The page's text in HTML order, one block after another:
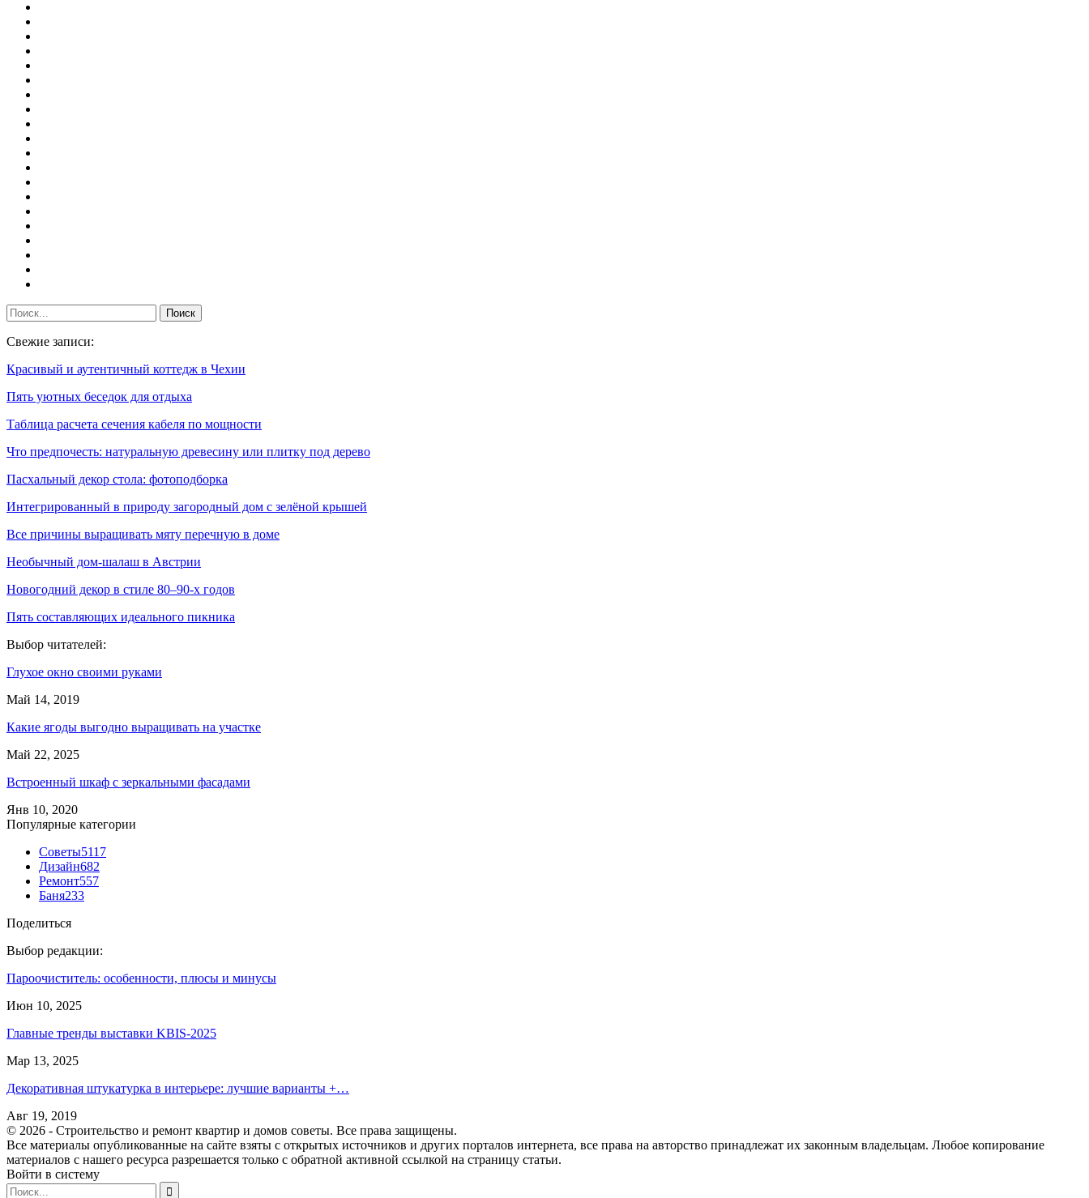
Свежие записи:
Красивый и аутентичный коттедж в Чехии
Пять уютных беседок для отдыха
Таблица расчета сечения кабеля по мощности
Что предпочесть: натуральную древесину или плитку под дерево
Пасхальный декор стола: фотоподборка
Интегрированный в природу загородный дом с зелёной крышей
Все причины выращивать мяту перечную в доме
Необычный дом-шалаш в Австрии
Новогодний декор в стиле 80–90-х годов
Пять составляющих идеального пикника
Выбор читателей:
Глухое окно своими руками
Май 14, 2019
Какие ягоды выгодно выращивать на участке
Май 22, 2025
Встроенный шкаф с зеркальными фасадами
Янв 10, 2020
Популярные категории
Советы5117
Дизайн682
Ремонт557
Баня233
Поделиться
Выбор редакции:
Пароочиститель: особенности, плюсы и минусы
Июн 10, 2025
Главные тренды выставки KBIS-2025
Мар 13, 2025
Декоративная штукатурка в интерьере: лучшие варианты +…
Авг 19, 2019
© 2026 - Строительство и ремонт квартир и домов советы. Все права защищены.
Все материалы опубликованные на сайте взяты с открытых источников и других порталов интернета, все права на авторство принадлежат их законным владельцам. Любое копирование
материалов с нашего ресурса разрешается только с обратной активной ссылкой на страницу статьи.
Войти в систему